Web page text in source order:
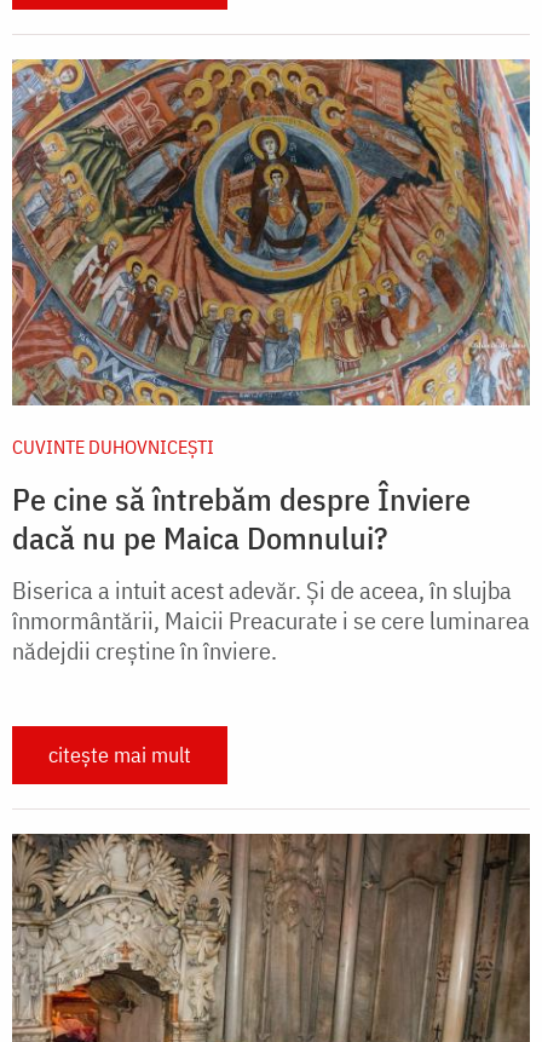
CUVINTE DUHOVNICEȘTI
Pe cine să întrebăm despre Înviere
dacă nu pe Maica Domnului?
Biserica a intuit acest adevăr. Și de aceea, în slujba
înmormântării, Maicii Preacurate i se cere luminarea
nădejdii creștine în înviere.
citește mai mult